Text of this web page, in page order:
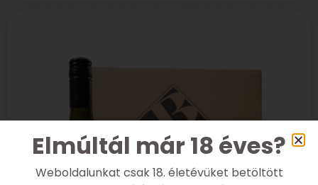
Elmúltál már 18 éves?
Weboldalunkat csak 18. életévüket betöltött